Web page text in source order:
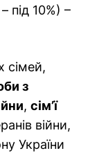
під 10%) –
сімей,
з
, сім’ї
війни,
України